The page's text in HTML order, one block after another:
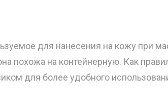
для нанесения на кожу при
похожа на контейнерную. Как
для более удобного